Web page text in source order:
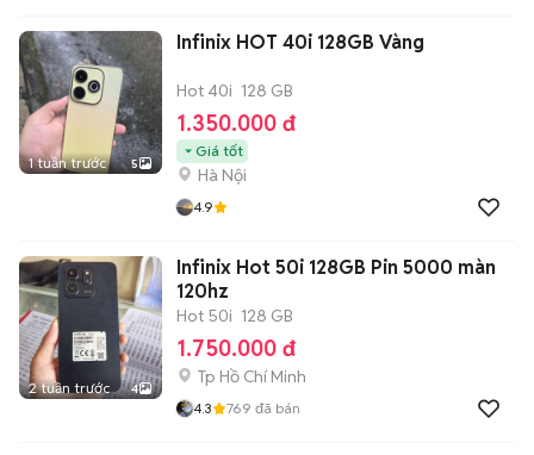
1 tuần trước 5
Infinix HOT 40i 128GB Vàng
Hot 40i 128 GB
1.350.000 đ
Giá tốt
Hà Nội
4.9
2 tuần trước 4
Infinix Hot 50i 128GB Pin 5000 màn
120hz
Hot 50i 128 GB
1.750.000 đ
Tp Hồ Chí Minh
4.3 769 đã bán